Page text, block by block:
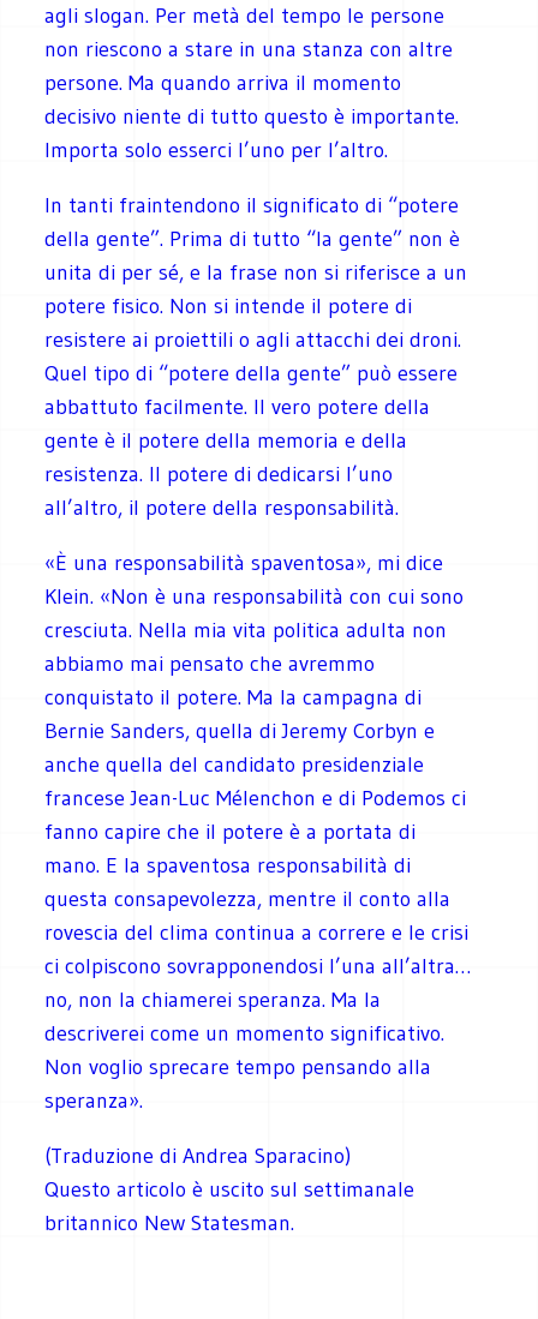
agli slogan. Per metà del tempo le persone
non riescono a stare in una stanza con altre
persone. Ma quando arriva il momento
decisivo niente di tutto questo è importante.
Importa solo esserci l’uno per l’altro.
In tanti fraintendono il significato di “potere
della gente”. Prima di tutto “la gente” non è
unita di per sé, e la frase non si riferisce a un
potere fisico. Non si intende il potere di
resistere ai proiettili o agli attacchi dei droni.
Quel tipo di “potere della gente” può essere
abbattuto facilmente. Il vero potere della
gente è il potere della memoria e della
resistenza. Il potere di dedicarsi l’uno
all’altro, il potere della responsabilità.
«È una responsabilità spaventosa», mi dice
Klein. «Non è una responsabilità con cui sono
cresciuta. Nella mia vita politica adulta non
abbiamo mai pensato che avremmo
conquistato il potere. Ma la campagna di
Bernie Sanders, quella di Jeremy Corbyn e
anche quella del candidato presidenziale
francese Jean-Luc Mélenchon e di Podemos ci
fanno capire che il potere è a portata di
mano. E la spaventosa responsabilità di
questa consapevolezza, mentre il conto alla
rovescia del clima continua a correre e le crisi
ci colpiscono sovrapponendosi l’una all’altra…
no, non la chiamerei speranza. Ma la
descriverei come un momento significativo.
Non voglio sprecare tempo pensando alla
speranza».
(Traduzione di Andrea Sparacino)
Questo articolo è uscito sul settimanale
britannico New Statesman.